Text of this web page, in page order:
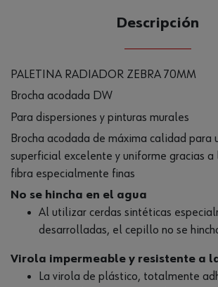
Descripción
PALETINA RADIADOR ZEBRA 70MM
Brocha acodada DW
Para dispersiones y pinturas murales
Brocha acodada de máxima calidad para
superficial excelente y uniforme gracias a
fibra especialmente finas
No se hincha en el agua
Al utilizar cerdas sintéticas
desarrolladas, el cepillo no se
Virola impermeable y resistente a
La virola de plástico, totalmente